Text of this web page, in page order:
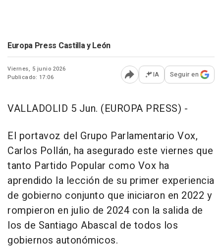
Europa Press Castilla y León
Viernes, 5 junio 2026
Publicado: 17:06
Abrir opciones para
IA Seguir en
VALLADOLID 5 Jun. (EUROPA PRESS) -
El portavoz del Grupo Parlamentario Vox,
Carlos Pollán, ha asegurado este viernes que
tanto Partido Popular como Vox ha
aprendido la lección de su primer experiencia
de gobierno conjunto que iniciaron en 2022 y
rompieron en julio de 2024 con la salida de
los de Santiago Abascal de todos los
gobiernos autonómicos.